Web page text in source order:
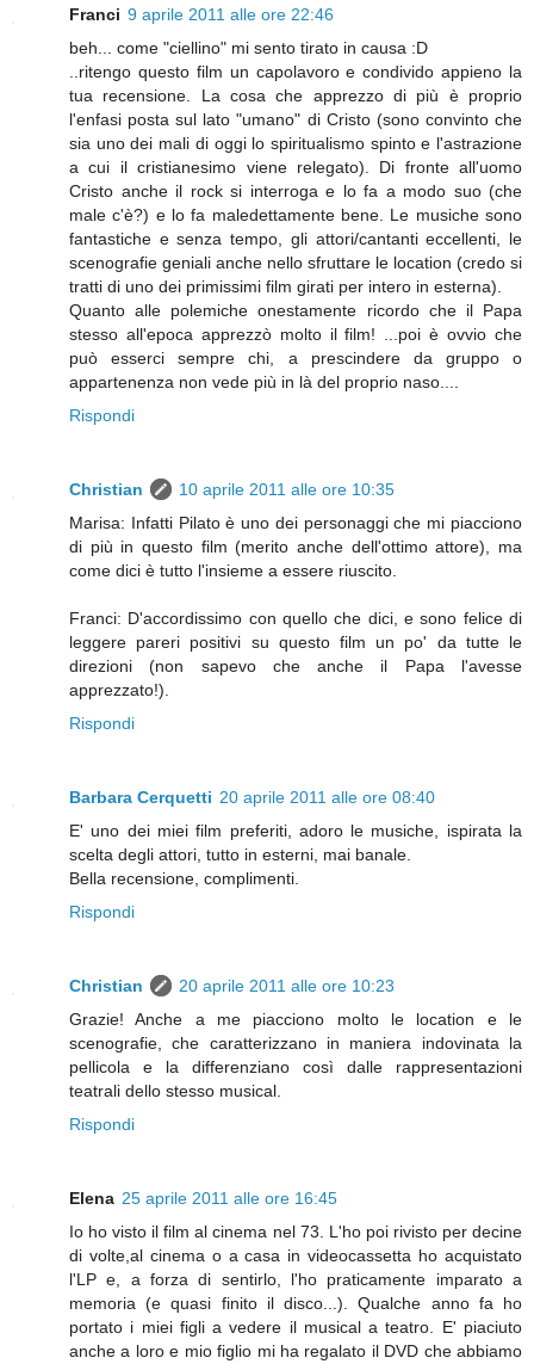
Franci 9 aprile 2011 alle ore 22:46
beh... come "ciellino" mi sento tirato in causa :D
..ritengo questo film un capolavoro e condivido appieno la
tua recensione. La cosa che apprezzo di più è proprio
l'enfasi posta sul lato "umano" di Cristo (sono convinto che
sia uno dei mali di oggi lo spiritualismo spinto e l'astrazione
a cui il cristianesimo viene relegato). Di fronte all'uomo
Cristo anche il rock si interroga e lo fa a modo suo (che
male c'è?) e lo fa maledettamente bene. Le musiche sono
fantastiche e senza tempo, gli attori/cantanti eccellenti, le
scenografie geniali anche nello sfruttare le location (credo si
tratti di uno dei primissimi film girati per intero in esterna).
Quanto alle polemiche onestamente ricordo che il Papa
stesso all'epoca apprezzò molto il film! ...poi è ovvio che
può esserci sempre chi, a prescindere da gruppo o
appartenenza non vede più in là del proprio naso....
Rispondi
Christian
10 aprile 2011 alle ore 10:35
Marisa: Infatti Pilato è uno dei personaggi che mi piacciono
di più in questo film (merito anche dell'ottimo attore), ma
come dici è tutto l'insieme a essere riuscito.
Franci: D'accordissimo con quello che dici, e sono felice di
leggere pareri positivi su questo film un po' da tutte le
direzioni (non sapevo che anche il Papa l'avesse
apprezzato!).
Rispondi
Barbara Cerquetti 20 aprile 2011 alle ore 08:40
E' uno dei miei film preferiti, adoro le musiche, ispirata la
scelta degli attori, tutto in esterni, mai banale.
Bella recensione, complimenti.
Rispondi
Christian
20 aprile 2011 alle ore 10:23
Grazie! Anche a me piacciono molto le location e le
scenografie, che caratterizzano in maniera indovinata la
pellicola e la differenziano così dalle rappresentazioni
teatrali dello stesso musical.
Rispondi
Elena 25 aprile 2011 alle ore 16:45
Io ho visto il film al cinema nel 73. L'ho poi rivisto per decine
di volte,al cinema o a casa in videocassetta ho acquistato
l'LP e, a forza di sentirlo, l'ho praticamente imparato a
memoria (e quasi finito il disco...). Qualche anno fa ho
portato i miei figli a vedere il musical a teatro. E' piaciuto
anche a loro e mio figlio mi ha regalato il DVD che abbiamo